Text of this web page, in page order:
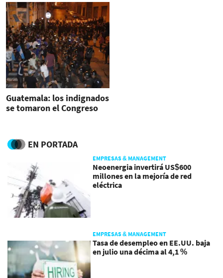
Guatemala: los indignados
se tomaron el Congreso
EN PORTADA
EMPRESAS & MANAGEMENT
Neoenergia invertirá US$600
millones en la mejoría de red
eléctrica
EMPRESAS & MANAGEMENT
Tasa de desempleo en EE.UU. baja
en julio una décima al 4,1 %